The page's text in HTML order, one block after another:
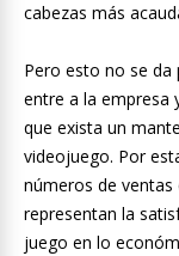
cabezas más
Pero esto no se da
entre a la empresa
que exista un
videojuego. Por
números de
representan la
juego en lo